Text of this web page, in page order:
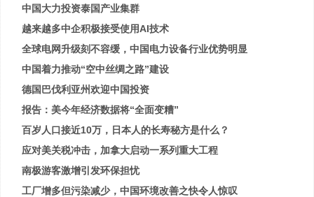
中国大力投资泰国产业集群
越来越多中企积极接受使用AI技术
全球电网升级刻不容缓，中国电力设备行业优势明显
中国着力推动“空中丝绸之路”建设
德国巴伐利亚州欢迎中国投资
报告：美今年经济数据将“全面变糟”
百岁人口接近10万，日本人的长寿秘方是什么？
应对美关税冲击，加拿大启动一系列重大工程
南极游客激增引发环保担忧
工厂增多但污染减少，中国环境改善之快令人惊叹